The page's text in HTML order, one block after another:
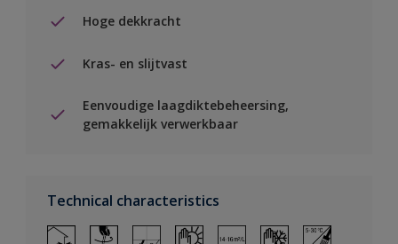
Hoge dekkracht
Kras- en slijtvast
Eenvoudige laagdiktebeheersing,
gemakkelijk verwerkbaar
Technical characteristics